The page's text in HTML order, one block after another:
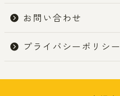
お問い合わせ
プライバシーポリシー